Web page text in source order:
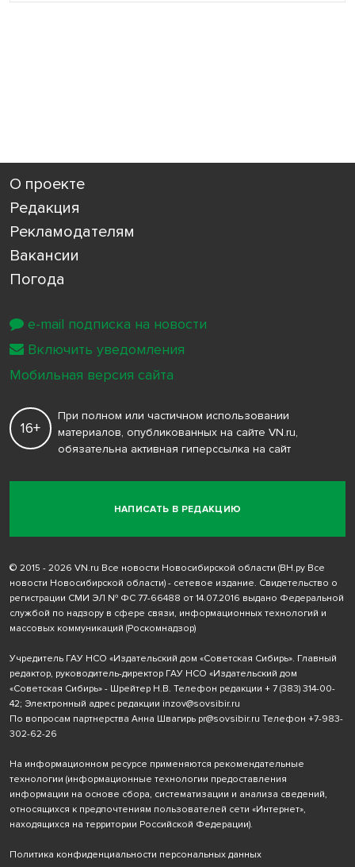
О проекте
Редакция
Рекламодателям
Вакансии
Погода
НАПИСАТЬ В РЕДАКЦИЮ
16+
При полном или частичном использовании
материалов, опубликованных на сайте VN.ru,
обязательна активная гиперссылка на сайт
© 2015 - 2026 VN.ru Все новости Новосибирской области (ВН.ру Все
новости Новосибирской области) - сетевое издание. Свидетельство о
регистрации СМИ ЭЛ № ФС 77-66488 от 14.07.2016 выдано Федеральной
службой по надзору в сфере связи, информационных технологий и
массовых коммуникаций (Роскомнадзор)
Учредитель ГАУ НСО «Издательский дом «Советская Сибирь». Главный
редактор, руководитель-директор ГАУ НСО «Издательский дом
«Советская Сибирь» - Шрейтер Н.В. Телефон редакции + 7 (383) 314-00-
42; Электронный адрес редакции inzov@sovsibir.ru
По вопросам партнерства Анна Швагирь pr@sovsibir.ru Телефон +7-983-
302-62-26
На информационном ресурсе применяются рекомендательные
технологии (информационные технологии предоставления
информации на основе сбора, систематизации и анализа сведений,
относящихся к предпочтениям пользователей сети «Интернет»,
находящихся на территории Российской Федерации).
Политика конфиденциальности персональных данных
e-mail подписка на новости
Включить уведомления
Мобильная версия сайта